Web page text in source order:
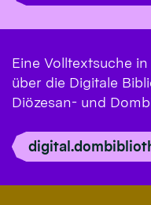
Eine Volltextsuche
über die Digitale
Diözesan- und